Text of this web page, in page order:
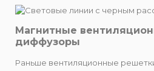
Магнитные
диффузоры
Раньше вентиляционные